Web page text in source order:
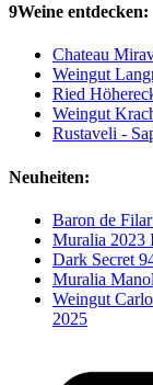
9Weine entdecken:
Chateau
Weingut
Ried
Weingut
Rustaveli -
Neuheiten:
Baron de
Muralia 2023
Dark Secret
Muralia
Weingut
2025